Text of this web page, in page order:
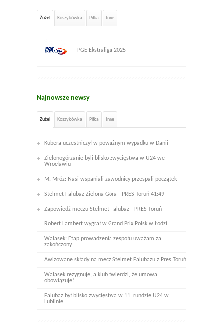
Żużel Koszykówka Piłka Inne
PGE Ekstraliga 2025
Najnowsze newsy
Żużel Koszykówka Piłka Inne
Kubera uczestniczył w poważnym wypadku w Danii
Zielonogórzanie byli blisko zwycięstwa w U24 we
Wrocławiu
M. Mróz: Nasi wspaniali zawodnicy przespali początek
Stelmet Falubaz Zielona Góra - PRES Toruń 41:49
Zapowiedź meczu Stelmet Falubaz - PRES Toruń
Robert Lambert wygrał w Grand Prix Polsk w Łodzi
Walasek: Etap prowadzenia zespołu uważam za
zakończony
Awizowane składy na mecz Stelmet Falubazu z Pres Toruń
Walasek rezygnuje, a klub twierdzi, że umowa
obowiązuje!
Falubaz był blisko zwycięstwa w 11. rundzie U24 w
Lublinie